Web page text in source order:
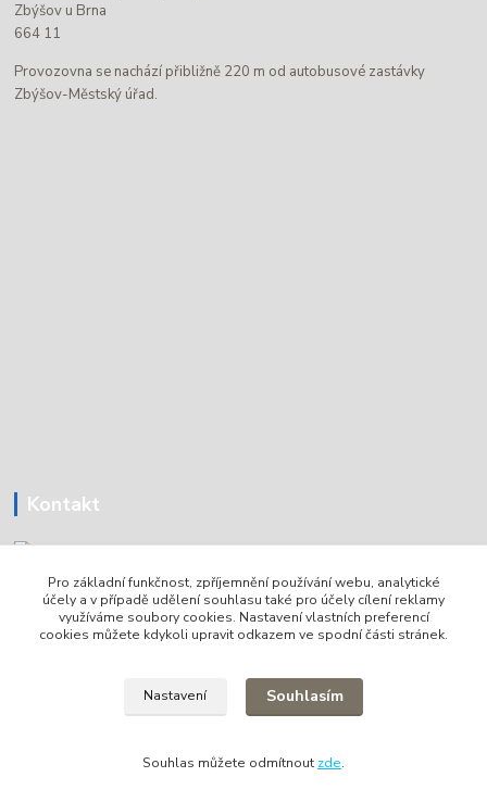
Zbýšov u Brna
664 11
Provozovna se nachází přibližně 220 m od autobusové zastávky
Zbýšov-Městský úřad.
Kontakt
Tomáš Holoubek
+420736720979
Pro základní funkčnost, zpříjemnění používání webu, analytické
účely a v případě udělení souhlasu také pro účely cílení reklamy
využíváme soubory cookies. Nastavení vlastních preferencí
cookies můžete kdykoli upravit odkazem ve spodní části stránek.
Nastavení Souhlasím
Souhlas můžete odmítnout zde.